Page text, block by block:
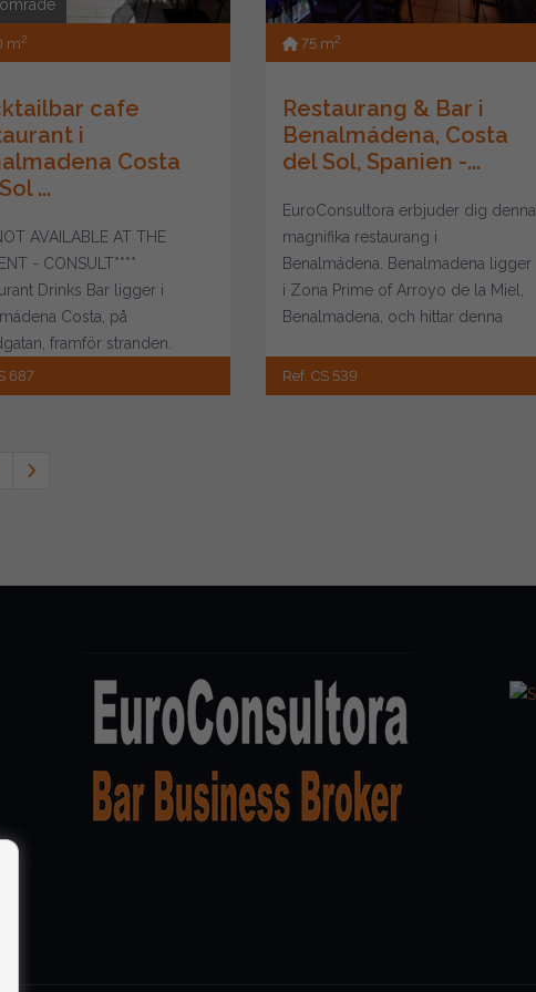
m2
cafe
i
Costa
...
AVAILABLE AT THE
- CONSULT****
Drinks Bar ligger i
Costa, på
framför stranden.
möjlighet att starta företag
687
75 m2
Restaurang & Bar i
Benalmádena, Costa
del Sol, Spanien -...
EuroConsultora erbjuder dig denna
magnifika restaurang i
Benalmádena. Benalmadena ligger
i Zona Prime of Arroyo de la Miel,
Benalmadena, och hittar denna
Ref. CS 539